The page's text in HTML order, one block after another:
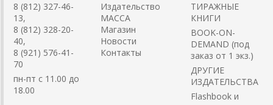
8 (812) 327-46-
13,
8 (812) 328-20-
40,
8 (921) 576-41-
70
пн-пт с 11.00 до
18.00
Издательство
MACCA
Магазин
Новости
Контакты
ТИРАЖНЫЕ
КНИГИ
BOOK-ON-
DEMAND (под
заказ от 1 экз.)
ДРУГИЕ
ИЗДАТЕЛЬСТВА
Flashbook и